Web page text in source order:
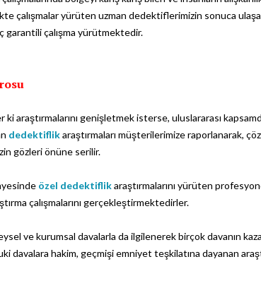
çalışmalar yürüten uzman dedektiflerimizin sonuca
garantili çalışma yürütmektedir.
ki araştırmalarını genişletmek isterse, uluslararası
dedektiflikaraştırmaları müşterilerimize raporlanarak,
gözleri önüne serilir.
özel dedektiflikaraştırmalarını yürüten
çalışmalarını gerçekleştirmektedirler.
ve kurumsal davalarla da ilgilenerek birçok davanın
davalara hakim, geçmişi emniyet teşkilatına dayanan